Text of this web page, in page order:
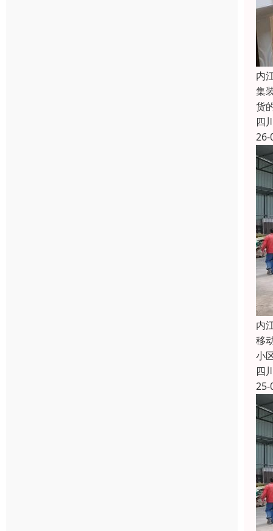
内
集
货
四
26-
内
移
小
四
25-